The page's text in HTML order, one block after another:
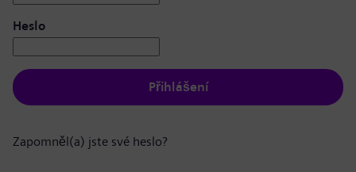
Heslo
Přihlášení
Zapomněl(a) jste své heslo?